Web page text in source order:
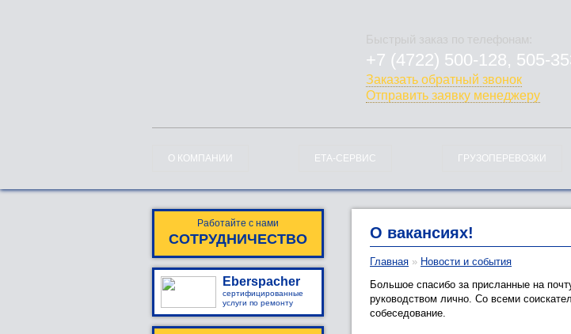
+7 (4722) 500-128, 505-
778-128
Заказать обратный звонок
Отправить заявку менеджеру
О КОМПАНИИ ЕТА-СЕРВИС ГРУЗОПЕРЕВОЗКИ
Работайте с нами
СОТРУДНИЧЕСТВО
Eberspacher
сертифицированные
услуги по ремонту
О вакансиях!
Главная » Новости и события
Большое спасибо за присланные на
руководством лично. Со всеми
собеседование.